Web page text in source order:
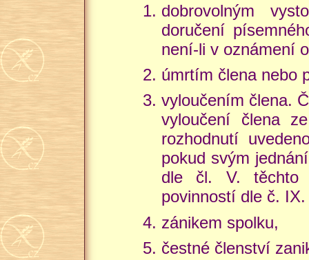
dobrovolným
doručení
není-li v oznámení
úmrtím člena nebo
vyloučením člena.
vyloučení člena
rozhodnutí
pokud svým
dle čl. V. těchto
povinností dle č.
zánikem spolku,
čestné členství